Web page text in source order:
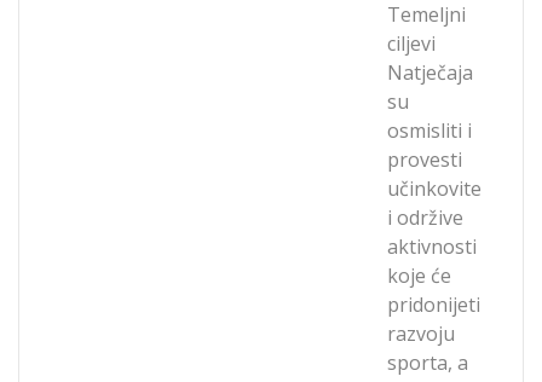
Temeljni
ciljevi
Natječaja
su
osmisliti i
provesti
učinkovite
i održive
aktivnosti
koje će
pridonijeti
razvoju
sporta, a